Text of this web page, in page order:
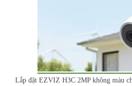
Lắp đặt EZVIZ H3C 2MP không màu